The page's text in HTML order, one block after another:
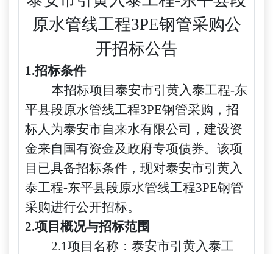
原水管线工程3PE钢管采购公
开招标公告
1.招标条件
本招标项目泰安市引黄入泰工程-东
平县段原水管线工程3PE钢管采购，招
标人为泰安市自来水有限公司，建设资
金来自国有资金及政府专项债券。该项
目已具备招标条件，现对泰安市引黄入
泰工程-东平县段原水管线工程3PE钢管
采购进行公开招标。
2.项目概况与招标范围
2.1项目名称：泰安市引黄入泰工